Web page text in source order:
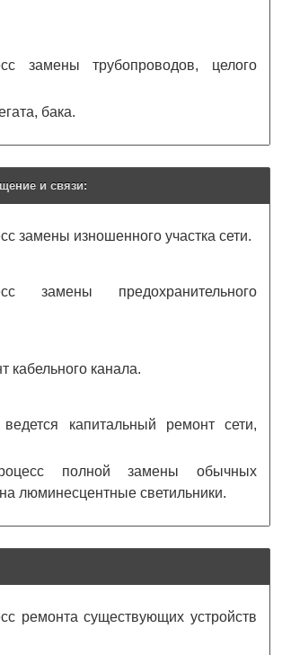
замены трубопроводов, целого
бака.
и связи:
замены изношенного участка сети.
замены предохранительного
кабельного канала.
ведется капитальный ремонт сети,
полной замены обычных
люминесцентные светильники.
ремонта существующих устройств